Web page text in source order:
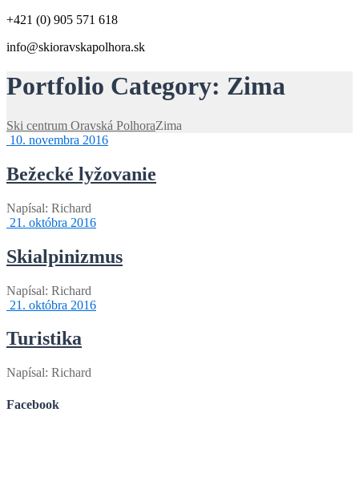
+421 (0) 905 571 618
info@skioravskapolhora.sk
Portfolio Category: Zima
Ski centrum Oravská PolhoraZima
10. novembra 2016
Bežecké lyžovanie
Napísal: Richard
21. októbra 2016
Skialpinizmus
Napísal: Richard
21. októbra 2016
Turistika
Napísal: Richard
Facebook